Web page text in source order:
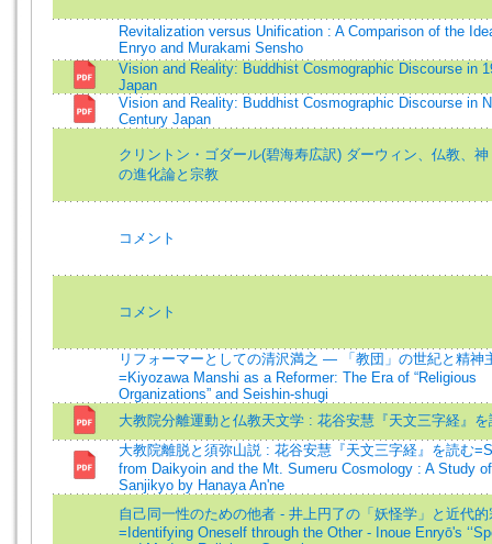
Revitalization versus Unification : A Comparison of the
Enryo and Murakami Sensho
Vision and Reality: Buddhist Cosmographic Discourse in
Japan
Vision and Reality: Buddhist Cosmographic Discourse in
Century Japan
クリントン・ゴダール(碧海寿広訳) ダーウィン、仏教、
の進化論と宗教
コメント
コメント
リフォーマーとしての清沢満之 ― 「教団」の世紀と精神
=Kiyozawa Manshi as a Reformer: The Era of “Religious
Organizations” and Seishin-shugi
大教院分離運動と仏教天文学 : 花谷安慧『天文三字経』を
大教院離脱と須弥山説 : 花谷安慧『天文三字経』を読む
from Daikyoin and the Mt. Sumeru Cosmology : A Study
Sanjikyo by Hanaya An'ne
自己同一性のための他者 - 井上円了の「妖怪学」と近代
=Identifying Oneself through the Other - Inoue Enryō's